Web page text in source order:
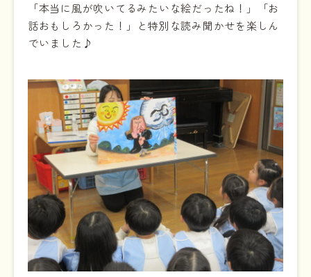
「本当に風が吹いてるみたいな絵だったね！」「お
話おもしろかった！」と特別な読み聞かせを楽しん
でいました♪